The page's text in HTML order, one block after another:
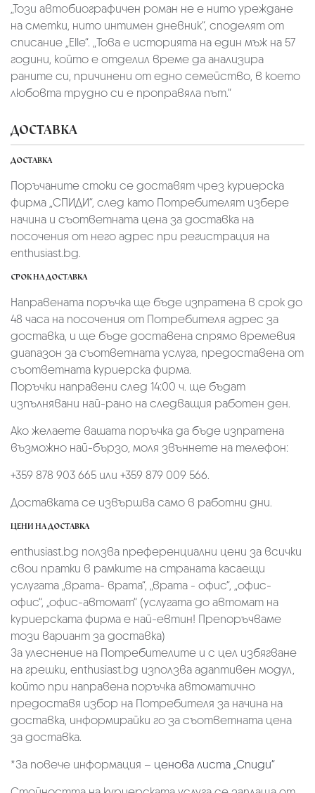
„Този автобиографичен роман не е нито уреждане
на сметки, нито интимен дневник“, споделят от
списание „Elle“. „Това е историята на един мъж на 57
години, който е отделил време да анализира
раните си, причинени от едно семейство, в което
любовта трудно си е проправяла път.“
ДОСТАВКА
ДОСТАВКА
Поръчаните стоки се доставят чрез куриерскa
фирмa „СПИДИ“, след като Потребителят избере
начина и съответната цена за доставка на
посочения от него адрес при регистрация на
enthusiast.bg.
СРОК НА ДОСТАВКА
Направената поръчка ще бъде изпратена в срок до
48 часа на посочения от Потребителя адрес за
доставка, и ще бъде доставена спрямо времевия
диапазон за съответната услуга, предоставена от
съответната куриерска фирма.
Поръчки направени след 14:00 ч. ще бъдат
изпълнявани най-рано на следващия работен ден.
Ако желаете вашата поръчка да бъде изпратена
възможно най-бързо, моля звъннете на телефон:
+359 878 903 665 или +359 879 009 566.
Доставката се извършва само в работни дни.
ЦЕНИ НА ДОСТАВКА
enthusiast.bg ползва преференциални цени за всички
свои пратки в рамките на страната касаещи
услугата „врата- врата“, „врата - офис“, „oфис-
офис“, „офис-автомат“ (услугата до автомат на
куриерската фирма е най-евтин! Препоръчваме
този вариант за доставка)
За улеснение на Потребителите и с цел избягване
на грешки, enthusiast.bg използва адаптивен модул,
който при направена поръчка автоматично
предоставя избор на Потребителя за начина на
доставка, информирайки го за съответната цена
за доставка.
*За повече информация – ценова листа „Спиди“